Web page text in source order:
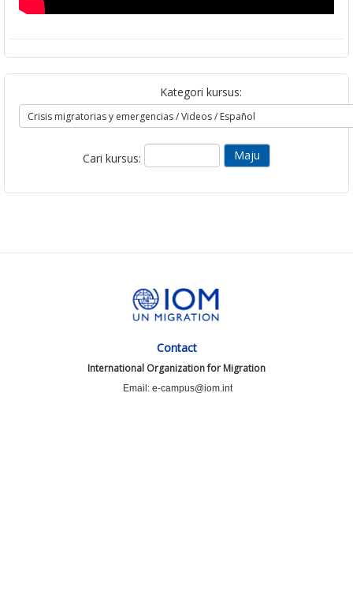
Kategori kursus:
Cari kursus:
Contact
International Organization for Migration
Email: e-campus@iom.int